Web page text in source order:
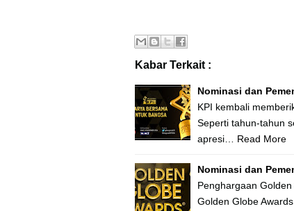
Kabar Terkait :
Nominasi dan
KPI kembali
Seperti tahun-tahun
apresi… Read More
Nominasi dan
Penghargaan
Golden Globe